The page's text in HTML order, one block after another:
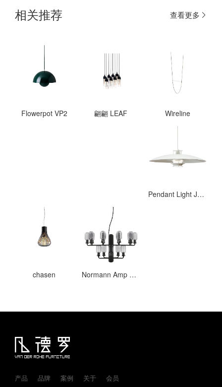
相关推荐 查看更多
Flowerpot VP2 翩翩 LEAF Wireline
Pendant Light JL341
chasen Normann Amp Chandelier Large CCC
产品 品牌 案例 关于 会员